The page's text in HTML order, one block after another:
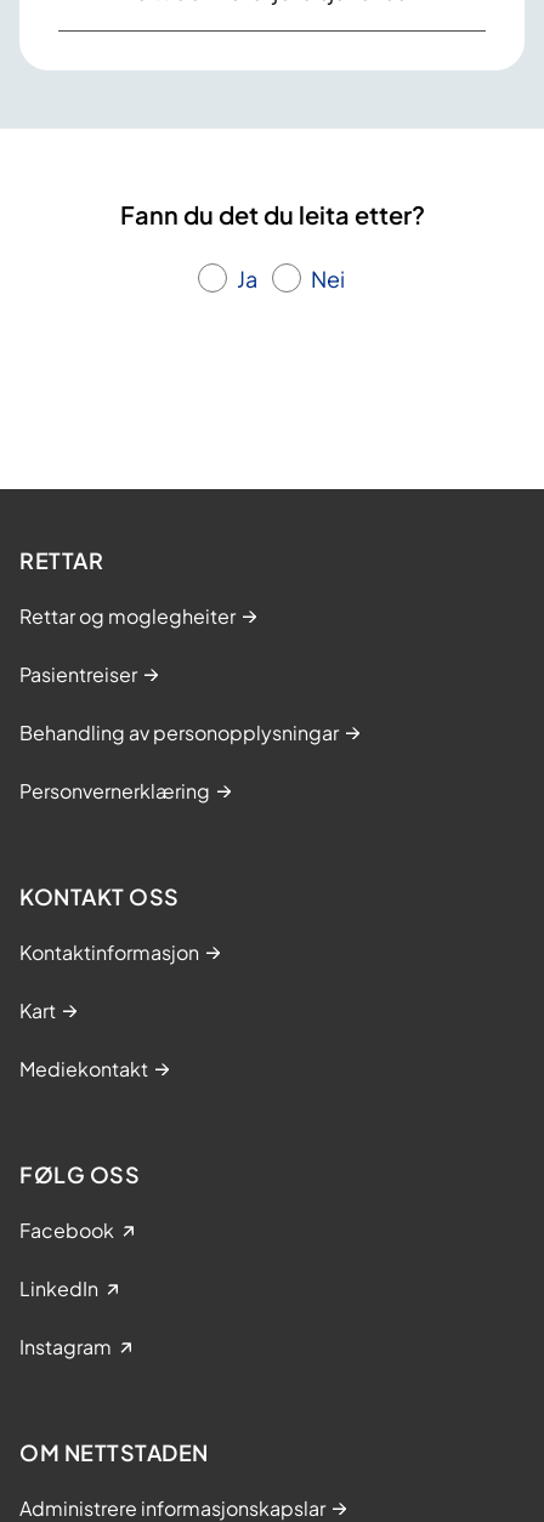
Fann du det du leita etter?
Ja Nei
RETTAR
Rettar og moglegheiter
Pasientreiser
Behandling av personopplysningar
Personvernerklæring
KONTAKT OSS
Kontaktinformasjon
Kart
Mediekontakt
FØLG OSS
Facebook
LinkedIn
Instagram
OM NETTSTADEN
Administrere informasjonskapslar